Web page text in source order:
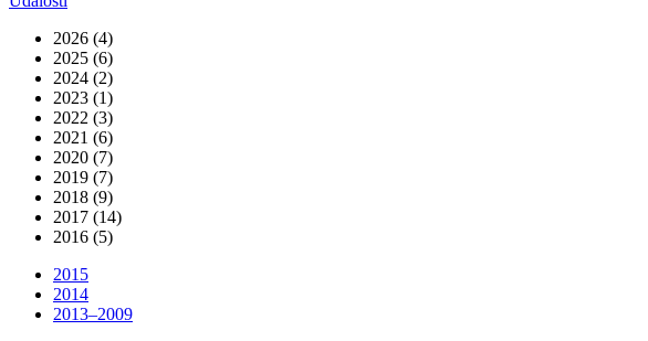
2026 (4)
2025 (6)
2024 (2)
2023 (1)
2022 (3)
2021 (6)
2020 (7)
2019 (7)
2018 (9)
2017 (14)
2016 (5)
2015
2014
2013–2009